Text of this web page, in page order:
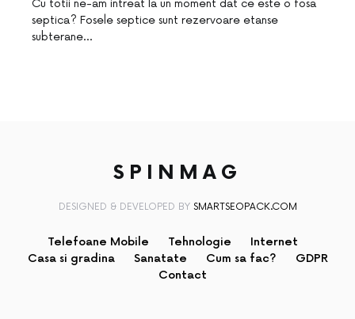
Cu totii ne-am intreat la un moment dat ce este o fosa
septica? Fosele septice sunt rezervoare etanse
subterane…
SPINMAG
DESIGNED & DEVELOPED BY SMARTSEOPACK.COM
Telefoane Mobile Tehnologie
Internet
Casa si gradina
Sanatate Cum sa fac?
GDPR
Contact